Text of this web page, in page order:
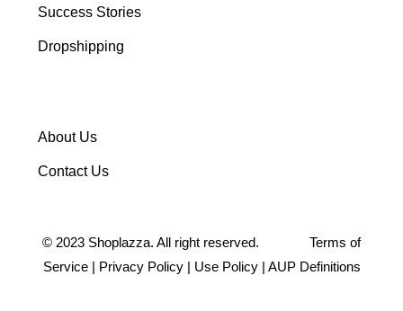
Success Stories
Dropshipping
About Us
Contact Us
© 2023 Shoplazza. All right reserved. Terms of
Service| Privacy Policy| Use Policy| AUP Definitions